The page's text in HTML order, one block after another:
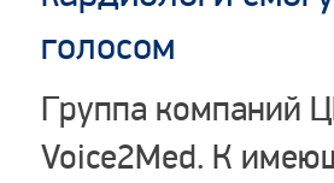
голосом
Группа компаний
Voice2Med. К